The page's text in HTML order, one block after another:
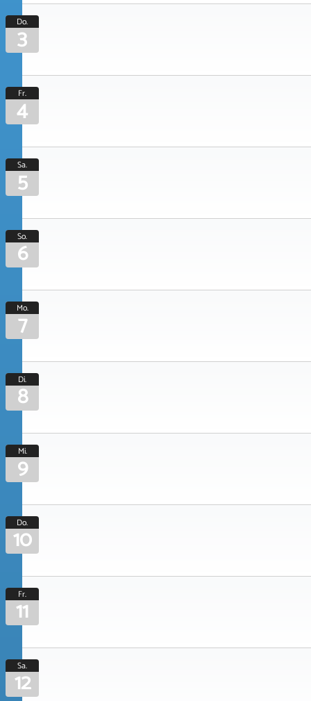
Do.
3
Fr.
4
Sa.
5
So.
6
Mo.
7
Di.
8
Mi.
9
Do.
10
Fr.
11
Sa.
12